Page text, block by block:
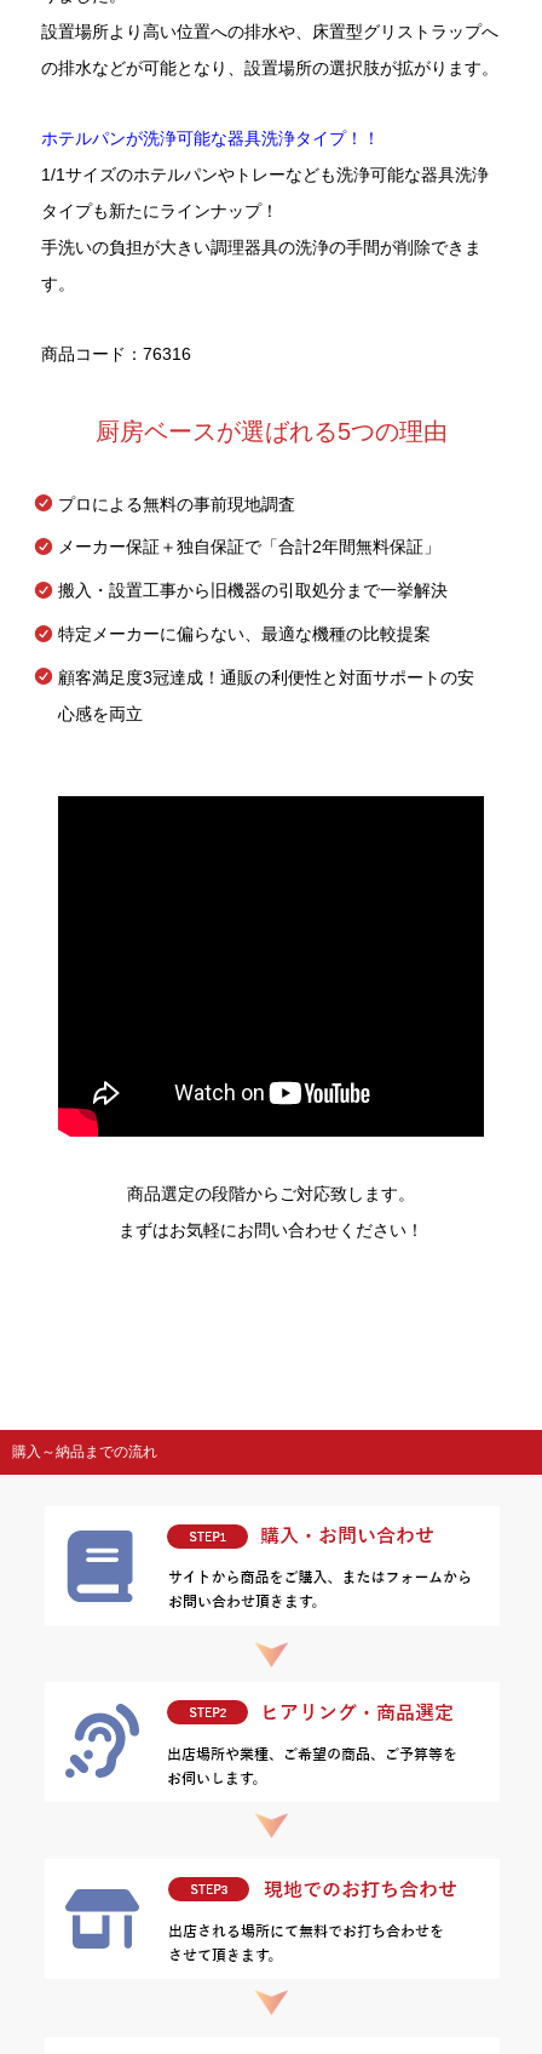
設置場所より高い位置への排水や、床置型グリストラップへ
の排水などが可能となり、設置場所の選択肢が拡がります。
ホテルパンが洗浄可能な器具洗浄タイプ！！
1/1サイズのホテルパンやトレーなども洗浄可能な器具洗浄
タイプも新たにラインナップ！
手洗いの負担が大きい調理器具の洗浄の手間が削除できま
す。
商品コード：76316
厨房ベースが選ばれる5つの理由
プロによる無料の事前現地調査
メーカー保証＋独自保証で「合計2年間無料保証」
搬入・設置工事から旧機器の引取処分まで一挙解決
特定メーカーに偏らない、最適な機種の比較提案
顧客満足度3冠達成！通販の利便性と対面サポートの安
心感を両立
商品選定の段階からご対応致します。
まずはお気軽にお問い合わせください！
購入～納品までの流れ